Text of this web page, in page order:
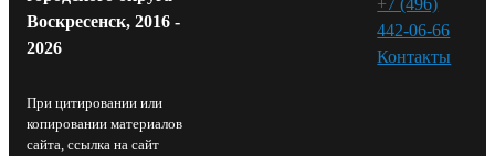
Воскресенск, 2016 -
2026
При цитировании или
копировании материалов
сайта, ссылка на сайт
442-06-66
Контакты⁠